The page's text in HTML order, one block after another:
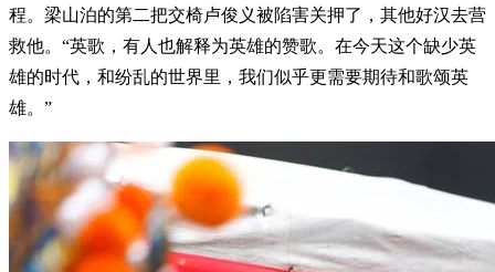
程。梁山泊的第二把交椅卢俊义被陷害关押了，其他好汉去营
救他。“英歌，有人也解释为英雄的赞歌。在今天这个缺少英
雄的时代，和纷乱的世界里，我们似乎更需要期待和歌颂英
雄。”